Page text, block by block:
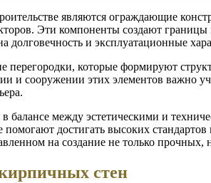
являются ограждающие
Эти компоненты создают
долговечность и эксплуатационные
перегородки, которые формируют
и сооружении этих элементов важно
в балансе между эстетическими и
достигать высоких
на создание не только
стен